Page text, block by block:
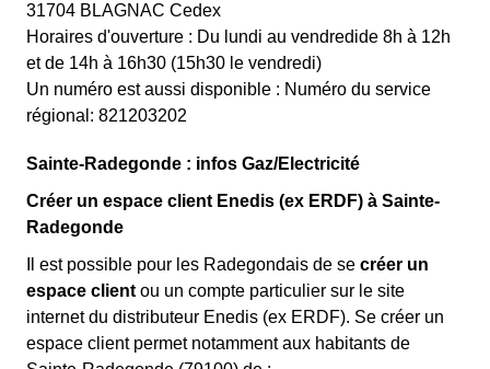
31704 BLAGNAC Cedex
Horaires d'ouverture : Du lundi au vendredide 8h à 12h
et de 14h à 16h30 (15h30 le vendredi)
Un numéro est aussi disponible : Numéro du service
régional: 821203202
Sainte-Radegonde : infos Gaz/Electricité
Créer un espace client Enedis (ex ERDF) à Sainte-
Radegonde
Il est possible pour les Radegondais de se créer un
espace client ou un compte particulier sur le site
internet du distributeur Enedis (ex ERDF). Se créer un
espace client permet notamment aux habitants de